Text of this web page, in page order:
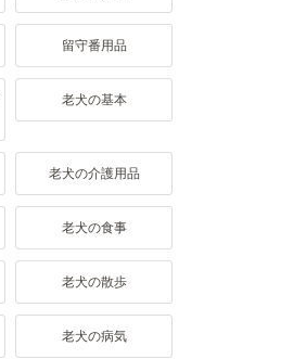
留守番用品
老犬の基本
老犬の介護用品
老犬の食事
老犬の散歩
老犬の病気